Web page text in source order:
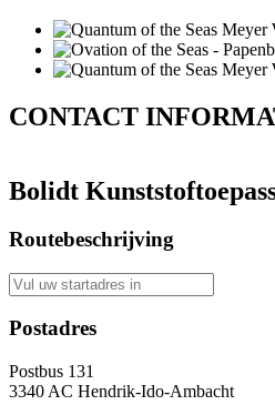
CONTACT
Bolidt
Routebeschrijving
Postadres
Postbus 131
3340 AC Hendrik-Ido-Ambacht